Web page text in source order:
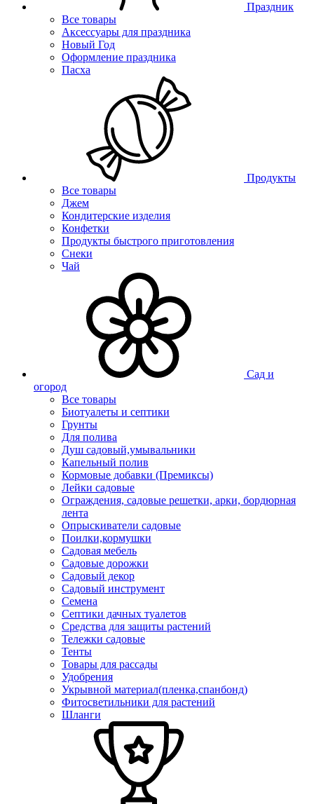
Праздник
Все товары
Аксессуары для праздника
Новый Год
Оформление праздника
Пасха
Продукты
Все товары
Джем
Кондитерские изделия
Конфетки
Продукты быстрого приготовления
Снеки
Чай
Сад и
огород
Все товары
Биотуалеты и септики
Грунты
Для полива
Душ садовый,умывальники
Капельный полив
Кормовые добавки (Премиксы)
Лейки садовые
Ограждения, садовые решетки, арки, бордюрная
лента
Опрыскиватели садовые
Поилки,кормушки
Садовая мебель
Садовые дорожки
Садовый декор
Садовый инструмент
Семена
Септики дачных туалетов
Средства для защиты растений
Тележки садовые
Тенты
Товары для рассады
Удобрения
Укрывной материал(пленка,спанбонд)
Фитосветильники для растений
Шланги